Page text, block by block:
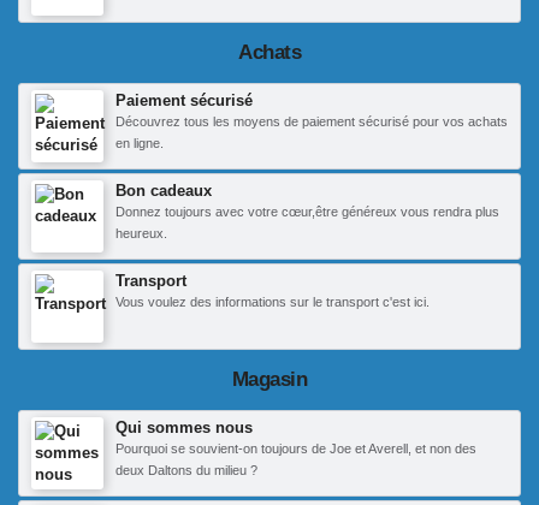
Achats
Paiement sécurisé
Découvrez tous les moyens de paiement sécurisé pour vos achats
en ligne.
Bon cadeaux
Donnez toujours avec votre cœur,être généreux vous rendra plus
heureux.
Transport
Vous voulez des informations sur le transport c'est ici.
Magasin
Qui sommes nous
Pourquoi se souvient-on toujours de Joe et Averell, et non des
deux Daltons du milieu ?